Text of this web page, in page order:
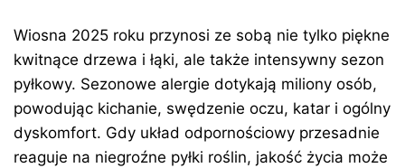
Wiosna 2025 roku przynosi ze sobą nie tylko piękne
kwitnące drzewa i łąki, ale także intensywny sezon
pyłkowy. Sezonowe alergie dotykają miliony osób,
powodując kichanie, swędzenie oczu, katar i ogólny
dyskomfort. Gdy układ odpornościowy przesadnie
reaguje na niegroźne pyłki roślin, jakość życia może